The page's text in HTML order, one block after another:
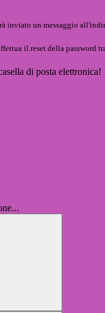
inviato un messaggio
il reset della password
di posta elettronica!